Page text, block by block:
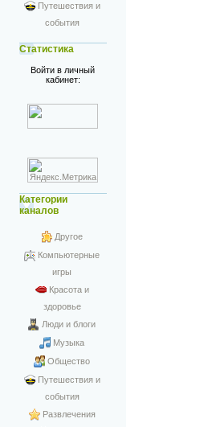
Путешествия и
события
Статистика
Войти в личный
кабинет:
Категории
каналов
Другое
Компьютерные
игры
Красота и
здоровье
Люди и блоги
Музыка
Общество
Путешествия и
события
Развлечения